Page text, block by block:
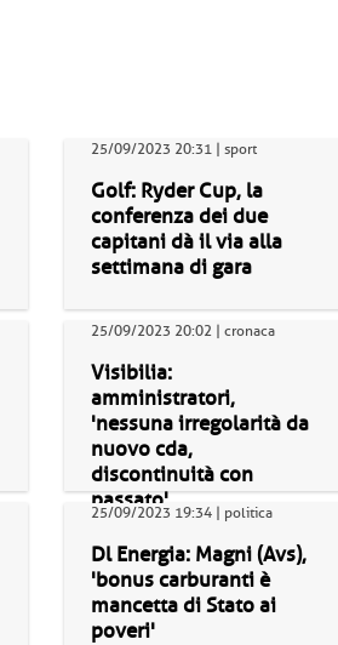
25/09/2023 20:31 | sport
Golf: Ryder Cup, la
conferenza dei due
capitani dà il via alla
settimana di gara
25/09/2023 20:02 | cronaca
Visibilia:
amministratori,
'nessuna irregolarità da
nuovo cda,
discontinuità con
passato'
25/09/2023 19:34 | politica
Dl Energia: Magni (Avs),
'bonus carburanti è
mancetta di Stato ai
poveri'